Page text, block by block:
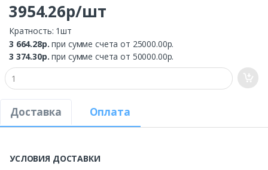
3954.26р/шт
Кратность: 1шт
3 664.28р.при сумме счета от 25000.00р.
3 374.30р.при сумме счета от 50000.00р.
Доставка Оплата
УСЛОВИЯ ДОСТАВКИ